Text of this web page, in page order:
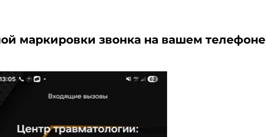
маркировки звонка на вашем телефоне